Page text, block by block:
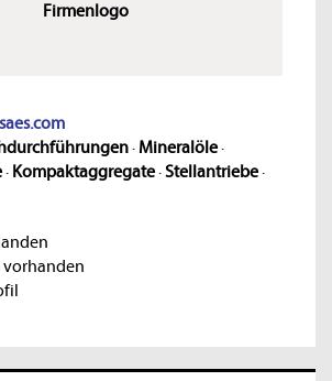
Firmenlogo
· Mineralöle·
· Kompaktaggregate·Stellantriebe·